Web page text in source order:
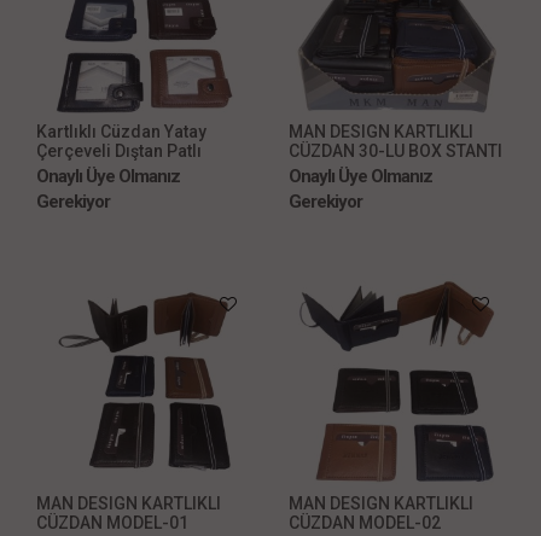
Kartlıklı Cüzdan Yatay
Çerçeveli Dıştan Patlı
Onaylı Üye Olmanız
Gerekiyor
MAN DESIGN KARTLIKLI
CÜZDAN 30-LU BOX STANTI
Onaylı Üye Olmanız
Gerekiyor
MAN DESIGN KARTLIKLI
CÜZDAN MODEL-01
MAN DESIGN KARTLIKLI
CÜZDAN MODEL-02